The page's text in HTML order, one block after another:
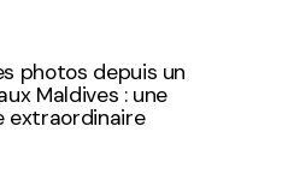
photos depuis un
Maldives : une
extraordinaire